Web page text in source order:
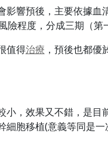
響預後，主要依據血
險程度，分成三期（第
值得治療 ，預後也都優
小，效果又不錯，是目
胞移植(意義等同是